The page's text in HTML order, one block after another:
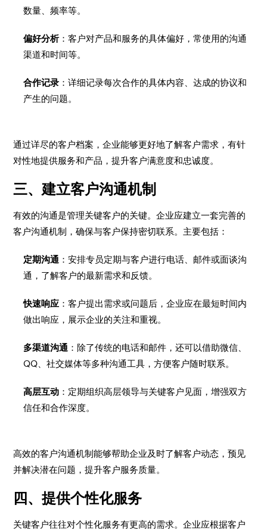
数量、频率等。
偏好分析：客户对产品和服务的具体偏好，常使用的沟通
渠道和时间等。
合作记录 ：详细记录每次合作的具体内容、达成的协议和
产生的问题。
通过详尽的客户档案，企业能够更好地了解客户需求，有针
对性地提供服务和产品，提升客户满意度和忠诚度。
三、建立客户沟通机制
有效的沟通是管理关键客户的关键。企业应建立一套完善的
客户沟通机制，确保与客户保持密切联系。主要包括：
定期沟通 ：安排专员定期与客户进行电话、邮件或面谈沟
通，了解客户的最新需求和反馈。
快速响应 ：客户提出需求或问题后，企业应在最短时间内
做出响应，展示企业的关注和重视。
多渠道沟通 ：除了传统的电话和邮件，还可以借助微信、
QQ、社交媒体等多种沟通工具，方便客户随时联系。
高层互动 ：定期组织高层领导与关键客户见面，增强双方
信任和合作深度。
高效的客户沟通机制能够帮助企业及时了解客户动态，预见
并解决潜在问题，提升客户服务质量。
四、提供个性化服务
关键客户往往对个性化服务有更高的需求。企业应根据客户